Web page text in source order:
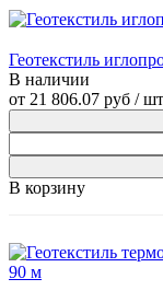
Геотекстиль
В наличии
от 21 806.07 руб /
В корзину